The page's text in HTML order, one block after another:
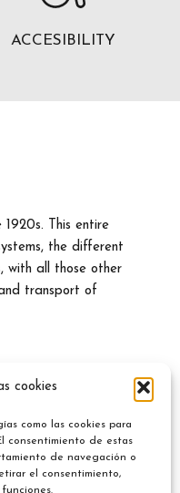
cookies
como las cookies para
consentimiento de estas
de navegación o
el consentimiento,
ACCESIBILITY
This entire
the different
with all those other
transport of